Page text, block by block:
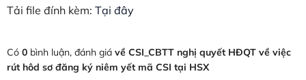
Tải file đính kèm: Tại đây
Có 0 bình luận, đánh giá về CSI_CBTT nghị quyết HĐQT về việc
rút hôd sơ đăng ký niêm yết mã CSI tại HSX